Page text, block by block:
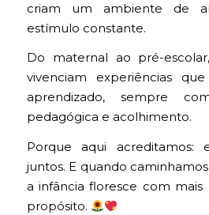
criam um ambiente de
estímulo constante.
Do maternal ao pré-
vivenciam experiências
aprendizado, sempre
pedagógica e acolhimento.
Porque aqui acreditamos:
juntos. E quando
a infância floresce com mais
propósito.